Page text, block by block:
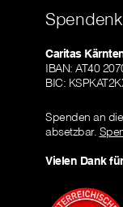
Caritas
IBAN: AT40
BIC:
Spenden an
absetzbar.
Vielen Dank